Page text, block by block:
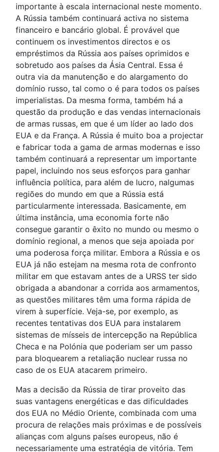
importante à escala internacional neste momento.
A Rússia também continuará activa no sistema
financeiro e bancário global. É provável que
continuem os investimentos directos e os
empréstimos da Rússia aos países oprimidos e
sobretudo aos países da Ásia Central. Essa é
outra via da manutenção e do alargamento do
domínio russo, tal como o é para todos os países
imperialistas. Da mesma forma, também há a
questão da produção e das vendas internacionais
de armas russas, em que é um líder ao lado dos
EUA e da França. A Rússia é muito boa a projectar
e fabricar toda a gama de armas modernas e isso
também continuará a representar um importante
papel, incluindo nos seus esforços para ganhar
influência política, para além de lucro, nalgumas
regiões do mundo em que a Rússia está
particularmente interessada. Basicamente, em
última instância, uma economia forte não
consegue garantir o êxito no mundo ou mesmo o
domínio regional, a menos que seja apoiada por
uma poderosa força militar. Embora a Rússia e os
EUA já não estejam na mesma rota de confronto
militar em que estavam antes de a URSS ter sido
obrigada a abandonar a corrida aos armamentos,
as questões militares têm uma forma rápida de
virem à superfície. Veja-se, por exemplo, as
recentes tentativas dos EUA para instalarem
sistemas de mísseis de intercepção na República
Checa e na Polónia que poderiam ser um passo
para bloquearem a retaliação nuclear russa no
caso de os EUA atacarem primeiro.
Mas a decisão da Rússia de tirar proveito das
suas vantagens energéticas e das dificuldades
dos EUA no Médio Oriente, combinada com uma
procura de relações mais próximas e de possíveis
alianças com alguns países europeus, não é
necessariamente uma estratégia de vitória. Tem